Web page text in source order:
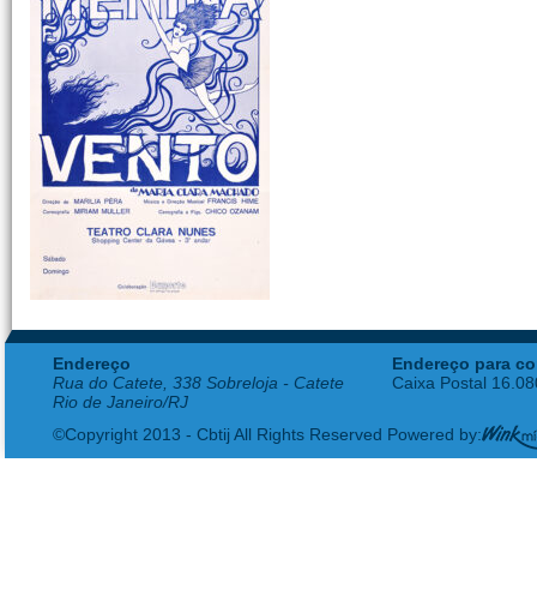
Endereço
Rua do Catete, 338 Sobreloja - Catete
Rio de Janeiro/RJ
Endereço para
Caixa Postal
©Copyright 2013 - Cbtij All Rights Reserved Powered by: